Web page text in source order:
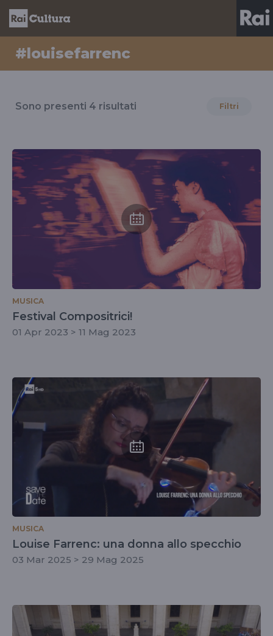
#louisefarrenc
il
#louisefarrenc
Sono presenti 4 risultati Filtri
MUSICA
Festival Compositrici!
01 Apr 2023 > 11 Mag 2023
MUSICA
Louise Farrenc: una donna allo specchio
03 Mar 2025 > 29 Mag 2025